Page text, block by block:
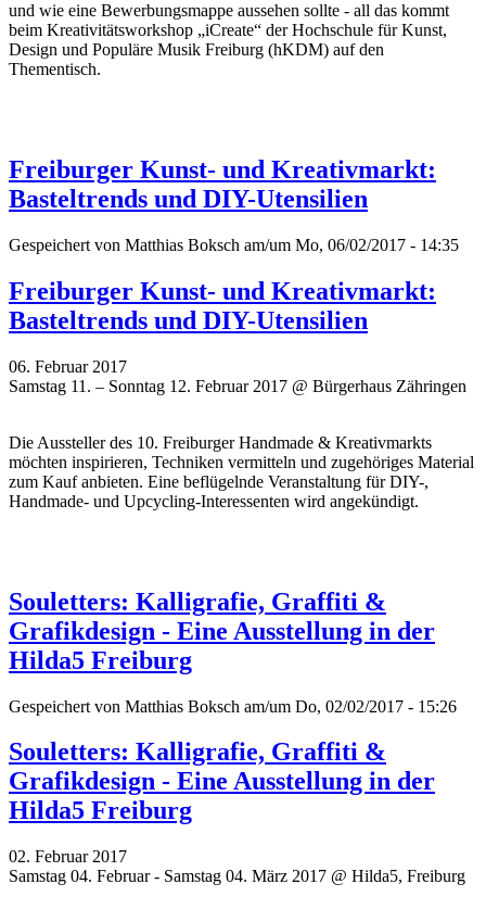
und wie eine Bewerbungsmappe aussehen sollte - all das kommt
beim Kreativitätsworkshop „iCreate“ der Hochschule für Kunst,
Design und Populäre Musik Freiburg (hKDM) auf den
Thementisch.
Freiburger Kunst- und Kreativmarkt:
Basteltrends und DIY-Utensilien
Gespeichert von Matthias Boksch am/um Mo, 06/02/2017 - 14:35
Freiburger Kunst- und Kreativmarkt:
Basteltrends und DIY-Utensilien
06. Februar 2017
Samstag 11. – Sonntag 12. Februar 2017 @ Bürgerhaus Zähringen
Die Aussteller des 10. Freiburger Handmade & Kreativmarkts
möchten inspirieren, Techniken vermitteln und zugehöriges Material
zum Kauf anbieten. Eine beflügelnde Veranstaltung für DIY-,
Handmade- und Upcycling-Interessenten wird angekündigt.
Souletters: Kalligrafie, Graffiti &
Grafikdesign - Eine Ausstellung in der
Hilda5 Freiburg
Gespeichert von Matthias Boksch am/um Do, 02/02/2017 - 15:26
Souletters: Kalligrafie, Graffiti &
Grafikdesign - Eine Ausstellung in der
Hilda5 Freiburg
02. Februar 2017
Samstag 04. Februar - Samstag 04. März 2017 @ Hilda5, Freiburg